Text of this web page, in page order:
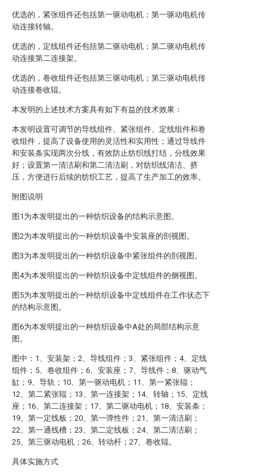
优选的，紧张组件还包括第一驱动电机；第一驱动电机传
动连接转轴。
优选的，定线组件还包括第二驱动电机；第二驱动电机传
动连接第二连接架。
优选的，卷收组件还包括第三驱动电机；第三驱动电机传
动连接卷收辊。
本发明的上述技术方案具有如下有益的技术效果：
本发明设置可调节的导线组件、紧张组件、定线组件和卷
收组件，提高了设备使用的灵活性和实用性；通过导线件
和安装条实现两次分线，有效防止纺织线打结，分线效果
好；设置第一清洁刷和第二清洁刷，对纺织线清洁、挤
压，方便进行后续的纺织工艺，提高了生产加工的效率。
附图说明
图1为本发明提出的一种纺织设备的结构示意图。
图2为本发明提出的一种纺织设备中安装座的剖视图。
图3为本发明提出的一种纺织设备中紧张组件的剖视图。
图4为本发明提出的一种纺织设备中定线组件的侧视图。
图5为本发明提出的一种纺织设备中定线组件在工作状态下
的结构示意图。
图6为本发明提出的一种纺织设备中A处的局部结构示意
图。
图中：1、安装架；2、导线组件；3、紧张组件；4、定线
组件；5、卷收组件；6、安装座；7、导线件；8、驱动气
缸；9、导轨；10、第一驱动电机；11、第一紧张辊；
12、第二紧张辊；13、第一连接架；14、转轴；15、定线
座；16、第二连接架；17、第二驱动电机；18、安装条；
19、第一定线板；20、第一弹性件；21、第一清洁刷；
22、第一通线槽；23、第二定线板；24、第二清洁刷；
25、第三驱动电机；26、转动杆；27、卷收辊。
具体实施方式